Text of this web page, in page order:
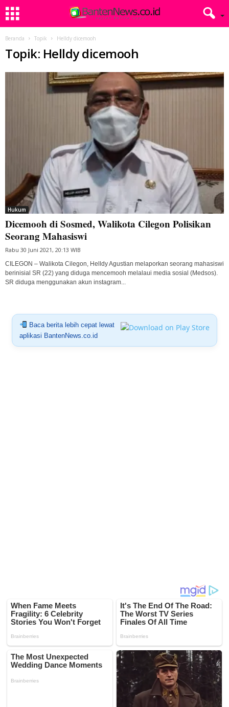
Beranda Topik Helldy dicemooh
Topik: Helldy dicemooh
Hukum
Dicemooh di Sosmed, Walikota Cilegon Polisikan
Seorang Mahasiswi
Rabu 30 Juni 2021, 20:13 WIB
CILEGON – Walikota Cilegon, Helldy Agustian melaporkan seorang mahasiswi
berinisial SR (22) yang diduga mencemooh melalaui media sosial (Medsos).
SR diduga menggunakan akun instagram...
Baca berita lebih cepat lewat
aplikasi BantenNews.co.id